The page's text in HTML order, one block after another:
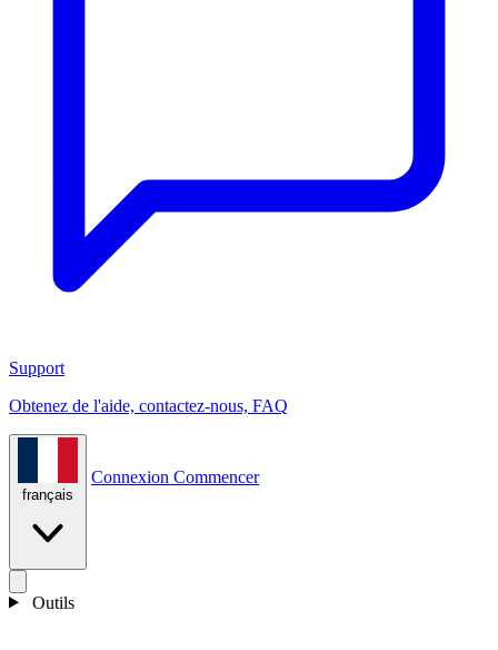
Support
Obtenez de l'aide, contactez-nous, FAQ
français
Connexion Commencer
Outils